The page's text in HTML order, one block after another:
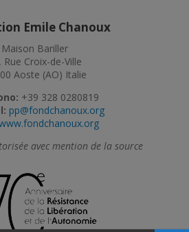
Emile Chanoux
Maison Bariller
Rue Croix-de-Ville
Aoste (AO) Italie
+39 328 0280819
pp@fondchanoux.org
avec mention de la source